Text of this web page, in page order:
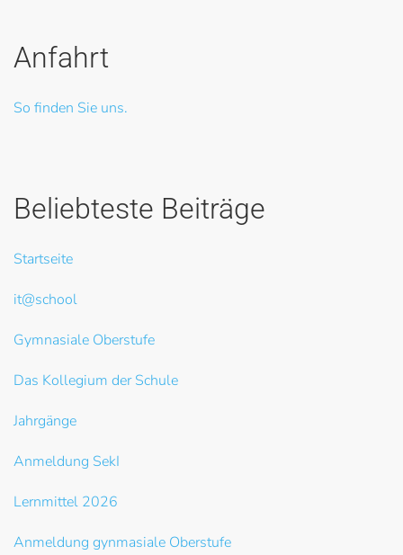
Anfahrt
So finden Sie uns.
Beliebteste Beiträge
Startseite
it@school
Gymnasiale Oberstufe
Das Kollegium der Schule
Jahrgänge
Anmeldung SekI
Lernmittel 2026
Anmeldung gynmasiale Oberstufe